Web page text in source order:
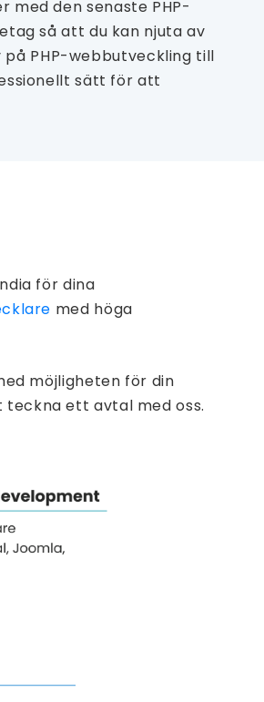
den senaste PHP-
så att du kan njuta av
PHP-webbutveckling till
sätt för att
för dina
med höga
möjligheten för din
ett avtal med oss.